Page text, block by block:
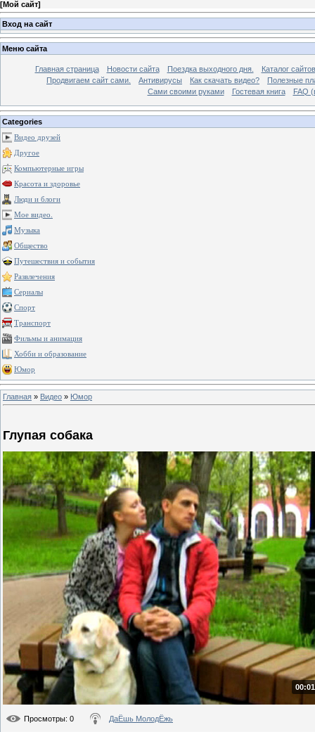
[Мой сайт]
Вход на сайт
Меню сайта
Главная страница Новости сайта Поездка выходного дня.
Каталог сайтов
Продвигаем сайт сами.
Антивирусы Как скачать видео?
Полезные
Сами своими руками
Гостевая книга FAQ
Categories
Видео друзей
Другое
Компьютерные игры
Красота и здоровье
Люди и блоги
Мое видео.
Музыка
Общество
Путешествия и события
Развлечения
Сериалы
Спорт
Транспорт
Фильмы и анимация
Хобби и образование
Юмор
Главная » Видео » Юмор
Глупая собака
Просмотры: 0 ДаЁшь МолодЁжь